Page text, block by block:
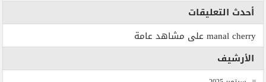
أحدث التعليقات
manal cherry على مشاهد عامة
الأرشيف